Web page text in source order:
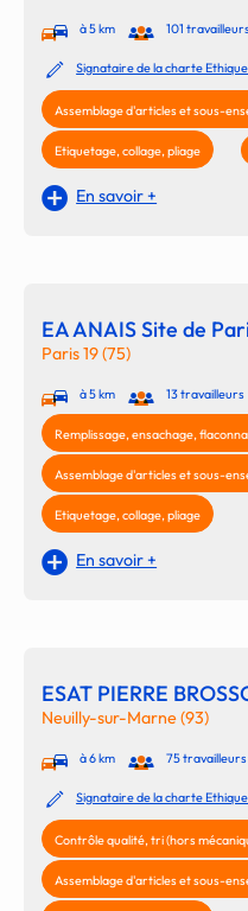
à 5 km 101
Signataire de la charte
Assemblage d'articles et sous-
Etiquetage, collage, pliage
En savoir +
EA ANAIS Site de
Paris 19 (75)
à 5 km 13 travailleurs
Remplissage, ensachage,
Assemblage d'articles et sous-
Etiquetage, collage, pliage
En savoir +
ESAT PIERRE
Neuilly-sur-Marne (93)
à 6 km 75 travailleurs
Signataire de la charte
Contrôle qualité, tri (hors
Assemblage d'articles et sous-